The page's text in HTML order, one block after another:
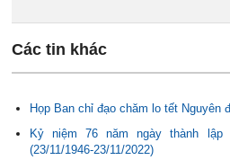
Các tin khác
Họp Ban chỉ đạo chăm lo tết Nguyên
Kỷ niệm 76 năm ngày thành
(23/11/1946-23/11/2022)